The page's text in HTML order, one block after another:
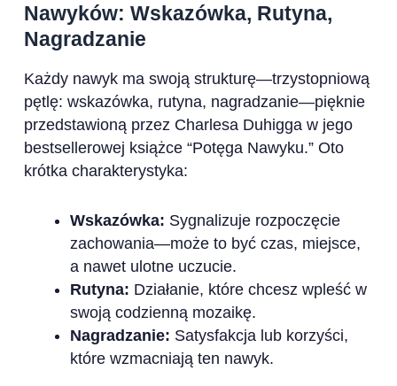
Nawyków: Wskazówka, Rutyna,
Nagradzanie
Każdy nawyk ma swoją strukturę—trzystopniową
pętlę: wskazówka, rutyna, nagradzanie—pięknie
przedstawioną przez Charlesa Duhigga w jego
bestsellerowej książce “Potęga Nawyku.” Oto
krótka charakterystyka:
Wskazówka: Sygnalizuje rozpoczęcie
zachowania—może to być czas, miejsce,
a nawet ulotne uczucie.
Rutyna: Działanie, które chcesz wpleść w
swoją codzienną mozaikę.
Nagradzanie: Satysfakcja lub korzyści,
które wzmacniają ten nawyk.